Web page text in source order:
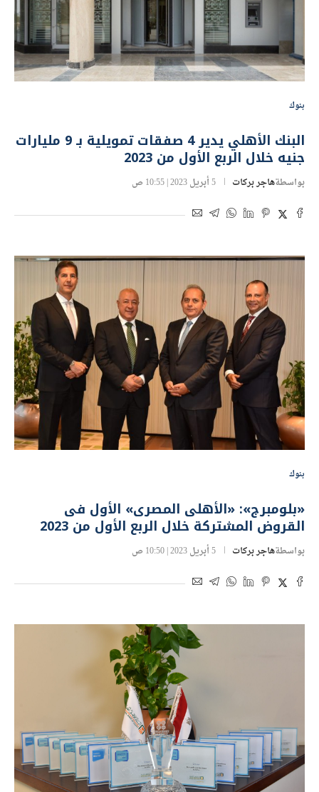
بنوك
البنك الأهلي يدير 4 صفقات تمويلية بـ 9 مليارات
جنيه خلال الربع الأول من 2023
بواسطةهاجر بركات 5 أبريل 2023 | 10:55 ص
بنوك
«بلومبرج»: «الأهلى المصرى» الأول فى
القروض المشتركة خلال الربع الأول من 2023
بواسطةهاجر بركات 5 أبريل 2023 | 10:50 ص